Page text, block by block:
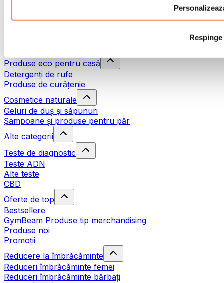
Respinge
Produse eco pentru casă
Detergenți de rufe
Produse de curățenie
Cosmetice naturale
Geluri de duș și săpunuri
Șampoane și produse pentru păr
Alte categorii
Teste de diagnostic
Teste ADN
Alte teste
CBD
Oferte de top
Bestsellere
GymBeam Produse tip merchandising
Produse noi
Promoții
Reducere la îmbrăcăminte
Reduceri îmbrăcăminte femei
Reduceri îmbrăcăminte bărbați